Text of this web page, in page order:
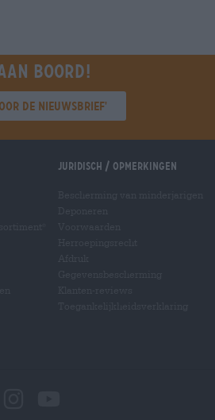
boord!
de nieuwsbrief'
Juridisch / Opmerkingen